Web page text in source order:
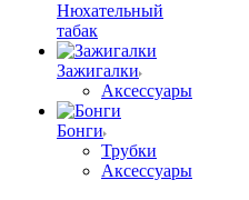
Нюхательный
табак
Зажигалки
Аксессуары
Бонги
Трубки
Аксессуары